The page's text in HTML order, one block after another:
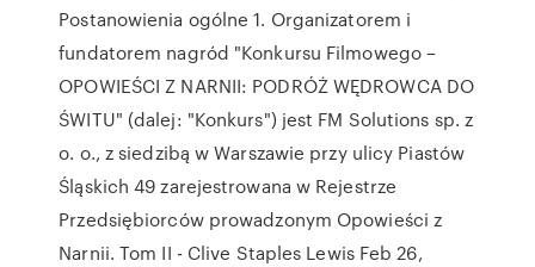
Postanowienia ogólne 1. Organizatorem i
fundatorem nagród "Konkursu Filmowego –
OPOWIEŚCI Z NARNII: PODRÓŻ WĘDROWCA DO
ŚWITU" (dalej: "Konkurs") jest FM Solutions sp. z
o. o., z siedzibą w Warszawie przy ulicy Piastów
Śląskich 49 zarejestrowana w Rejestrze
Przedsiębiorców prowadzonym Opowieści z
Narnii. Tom II - Clive Staples Lewis Feb 26,